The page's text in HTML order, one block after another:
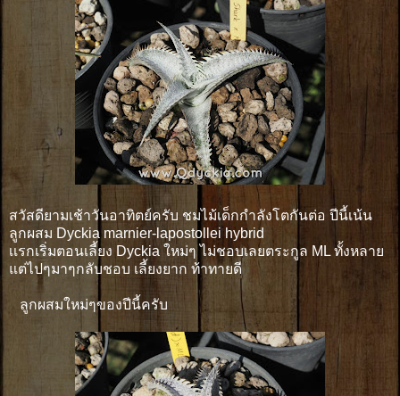
สวัสดียามเช้าวันอาทิตย์ครับ ชมไม้เด็กกำลังโตกันต่อ ปีนี้เน้น
ลูกผสม Dyckia marnier-lapostollei hybrid
เเรกเริ่มตอนเลี้ยง Dyckia ใหม่ๆ ไม่ชอบเลยตระกูล ML ทั้งหลาย
แต่ไปๆมาๆกลับชอบ เลี้ยงยาก ท้าทายดี
ลูกผสมใหม่ๆของปีนี้ครับ